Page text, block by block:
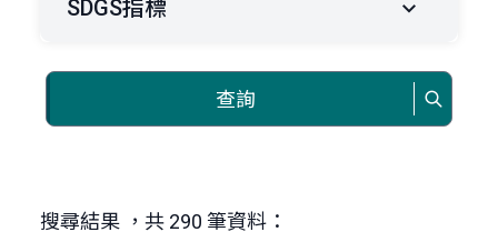
SDGS指標
查詢
搜尋結果 ，共 290 筆資料：